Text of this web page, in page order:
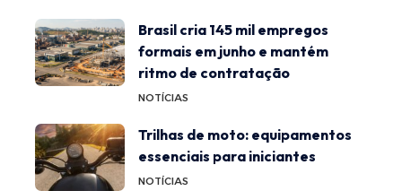
Brasil cria 145 mil empregos
formais em junho e mantém
ritmo de contratação
NOTÍCIAS
Trilhas de moto: equipamentos
essenciais para iniciantes
NOTÍCIAS